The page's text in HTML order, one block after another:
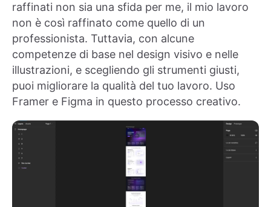
raffinati non sia una sfida per me, il mio lavoro
non è così raffinato come quello di un
professionista. Tuttavia, con alcune
competenze di base nel design visivo e nelle
illustrazioni, e scegliendo gli strumenti giusti,
puoi migliorare la qualità del tuo lavoro. Uso
Framer e Figma in questo processo creativo.